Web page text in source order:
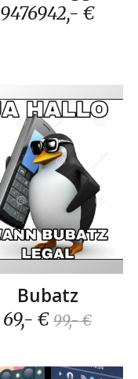
9476942,- €
Bubatz
69,- € 99,- €